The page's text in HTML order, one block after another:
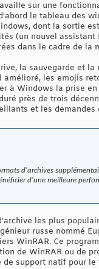
sur une
le tableau des
dont la sortie
(un nouvel
dans le cadre de la
la sauvegarde et
les emojis
à Windows la prise
près de trois
et les demandes
d'archives
d'une meilleure
les plus
russe nommé
WinRAR. Ce
de WinRAR ou de
support natif pour